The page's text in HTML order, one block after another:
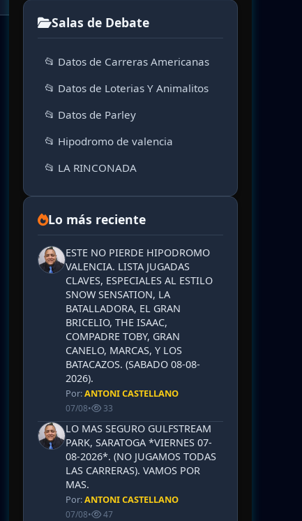
Salas de Debate
📂 Datos de Carreras Americanas
📂 Datos de Loterias Y Animalitos
📂 Datos de Parley
📂 Hipodromo de valencia
📂 LA RINCONADA
Lo más reciente
ESTE NO PIERDE HIPODROMO
VALENCIA. LISTA JUGADAS
CLAVES, ESPECIALES AL ESTILO
SNOW SENSATION, LA
BATALLADORA, EL GRAN
BRICELIO, THE ISAAC,
COMPADRE TOBY, GRAN
CANELO, MARCAS, Y LOS
BATACAZOS. (SABADO 08-08-
2026).
Por:ANTONI CASTELLANO
07/08• 33
LO MAS SEGURO GULFSTREAM
PARK, SARATOGA *VIERNES 07-
08-2026*. (NO JUGAMOS TODAS
LAS CARRERAS). VAMOS POR
MAS.
Por:ANTONI CASTELLANO
07/08• 47